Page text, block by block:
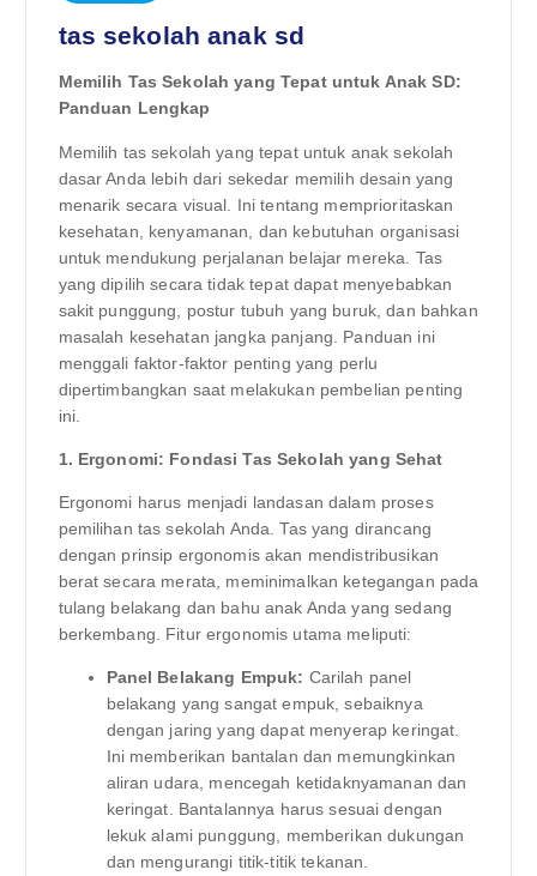
tas sekolah anak sd
Memilih Tas Sekolah yang Tepat untuk Anak SD:
Panduan Lengkap
Memilih tas sekolah yang tepat untuk anak sekolah
dasar Anda lebih dari sekedar memilih desain yang
menarik secara visual. Ini tentang memprioritaskan
kesehatan, kenyamanan, dan kebutuhan organisasi
untuk mendukung perjalanan belajar mereka. Tas
yang dipilih secara tidak tepat dapat menyebabkan
sakit punggung, postur tubuh yang buruk, dan bahkan
masalah kesehatan jangka panjang. Panduan ini
menggali faktor-faktor penting yang perlu
dipertimbangkan saat melakukan pembelian penting
ini.
1. Ergonomi: Fondasi Tas Sekolah yang Sehat
Ergonomi harus menjadi landasan dalam proses
pemilihan tas sekolah Anda. Tas yang dirancang
dengan prinsip ergonomis akan mendistribusikan
berat secara merata, meminimalkan ketegangan pada
tulang belakang dan bahu anak Anda yang sedang
berkembang. Fitur ergonomis utama meliputi:
Panel Belakang Empuk: Carilah panel
belakang yang sangat empuk, sebaiknya
dengan jaring yang dapat menyerap keringat.
Ini memberikan bantalan dan memungkinkan
aliran udara, mencegah ketidaknyamanan dan
keringat. Bantalannya harus sesuai dengan
lekuk alami punggung, memberikan dukungan
dan mengurangi titik-titik tekanan.